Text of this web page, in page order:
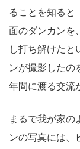
ることを知ると
面のダンカンを
し打ち解けたと
ンが撮影したの
年間に渡る交流
まるで我が家の
ンの写真には、